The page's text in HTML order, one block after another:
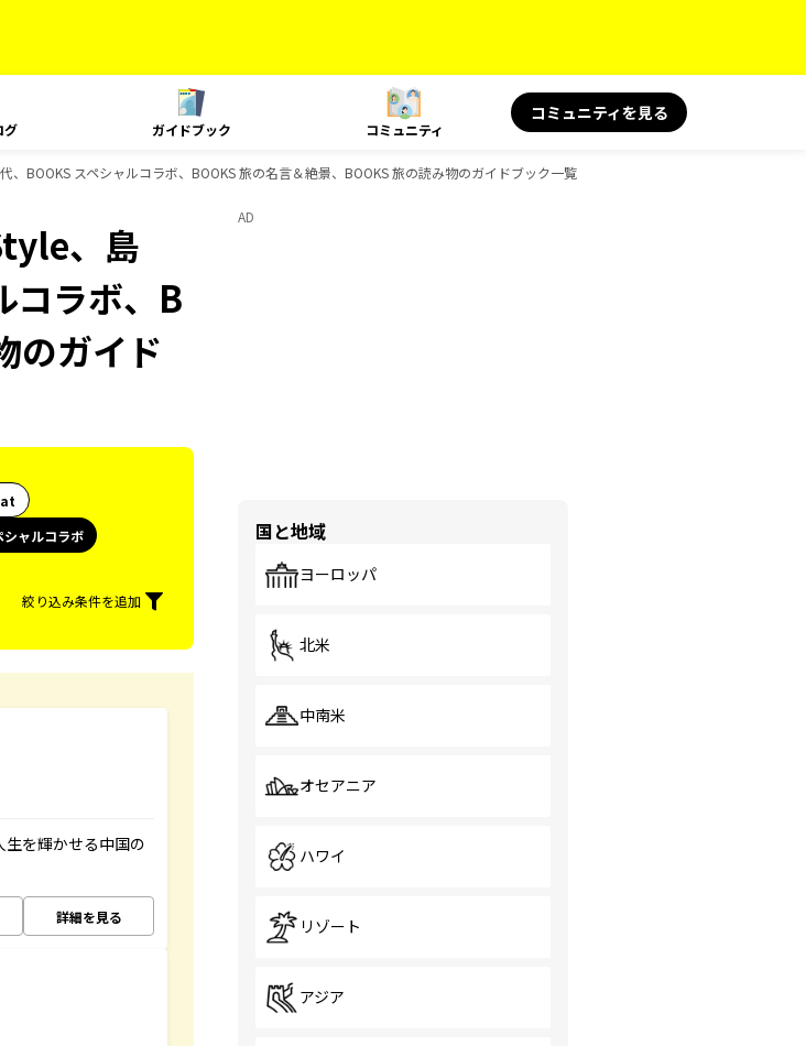
グ ガイドブック コミュニティ
コミュニティを見る
BOOKS スペシャルコラボ、BOOKS 旅の名言＆絶景、BOOKS 旅の読み物のガイドブック一覧
、島
コラボ、B
のガイド
シャルコラボ
絞り込み条件を追加
を輝かせる中国の
詳細を見る
AD
国と地域
ヨーロッパ
北米
中南米
オセアニア
ハワイ
リゾート
アジア